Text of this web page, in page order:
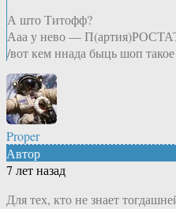
А што Титофф?
Ааа у нево —
/вот кем ннада быць шоп
Proper
Автор
7 лет назад
Для тех, кто не знает